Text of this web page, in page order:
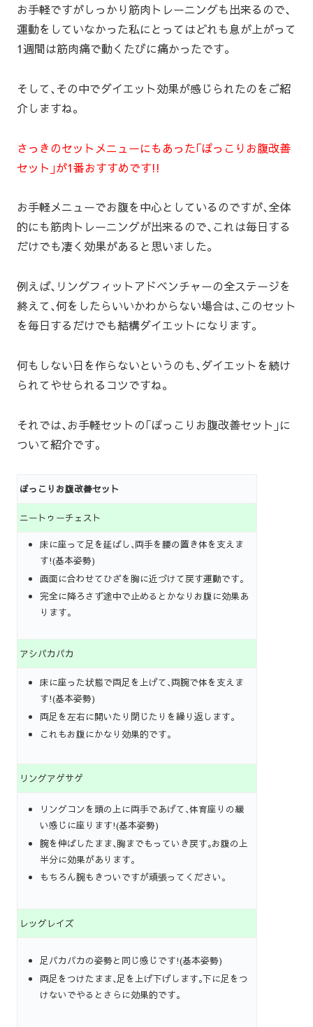
お手軽ですがしっかり筋肉トレーニングも出来るので､
運動をしていなかった私にとってはどれも息が上がって
1週間は筋肉痛で動くたびに痛かったです｡
そして､その中でダイエット効果が感じられたのをご紹
介しますね｡
さっきのセットメニューにもあった｢ぽっこりお腹改善
セット｣が1番おすすめです!!
お手軽メニューでお腹を中心としているのですが､全体
的にも筋肉トレーニングが出来るので､これは毎日する
だけでも凄く効果があると思いました｡
例えば､リングフィットアドベンチャーの全ステージを
終えて､何をしたらいいかわからない場合は､このセット
を毎日するだけでも結構ダイエットになります｡
何もしない日を作らないというのも､ダイエットを続け
られてやせられるコツですね｡
それでは､お手軽セットの｢ぽっこりお腹改善セット｣に
ついて紹介です｡
ぽっこりお腹改善セット
ニートゥーチェスト
床に座って足を延ばし､両手を腰の置き体を支えま
す!(基本姿勢)
画面に合わせてひざを胸に近づけて戻す運動です｡
完全に降ろさず途中で止めるとかなりお腹に効果あ
ります｡
アシパカパカ
床に座った状態で両足を上げて､両腕で体を支えま
す!(基本姿勢)
両足を左右に開いたり閉じたりを繰り返します｡
これもお腹にかなり効果的です｡
リングアゲサゲ
リングコンを頭の上に両手であげて､体育座りの緩
い感じに座ります!(基本姿勢)
腕を伸ばしたまま､胸までもっていき戻す｡お腹の上
半分に効果があります｡
もちろん腕もきついですが頑張ってください｡
レッグレイズ
足パカパカの姿勢と同じ感じです!(基本姿勢)
両足をつけたまま､足を上げ下げします｡下に足をつ
けないでやるとさらに効果的です｡